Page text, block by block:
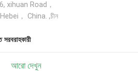
xihuan Road，
， China. ,চীন
সরবরাহকারী
আরো দেখুন